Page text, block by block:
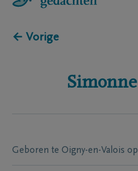
← Vorige
Simonne
Geboren te Oigny-en-Valois op